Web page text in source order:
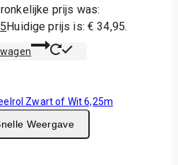
prijs was:
Huidige prijs is: € 34,95.
Weergave